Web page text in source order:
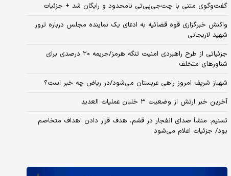
گفت‌وگوی متنی با چت‌جی‌پی‌تی نامحدود و رایگان شد + جزئیات
واکنش خبرگزاری قوه قضائیه به ادعای یک نماینده مجلس درباره ترور
شهید لاریجانی
جزئیاتی از طرح راهبردی امنیت تنگه هرمز/جریمه ۲۰ درصدی برای
شناورهای متخلف
شهباز شریف امروز راهی عربستان می‌شود/در ریاض چه خبر است؟
آخرین خبر ارتش از وضعیت ۳ خلبان عملیات العدید
تسنیم: منشأ صدای انفجار در قشم، هدف قرار دادن اهداف متخاصم
بود/ جزئیات اعلام می‌شود